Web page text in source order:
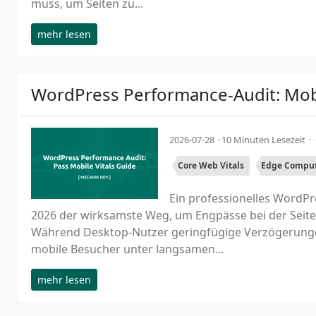
muss, um Seiten zu...
mehr lesen
WordPress Performance-Audit:
2026-07-28 10 Minuten Lesezeit
Core Web Vitals Edge
Ein professionelles
2026 der wirksamste Weg, um Engpässe bei der
Während Desktop-Nutzer geringfügige
mobile Besucher unter langsamen...
mehr lesen